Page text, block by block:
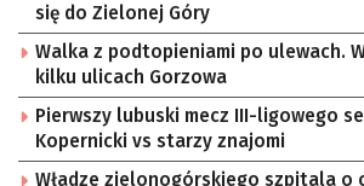
się do Zielonej Góry
Walka z podtopieniami po ulewach.
kilku ulicach Gorzowa
Pierwszy lubuski mecz III-ligowego
Kopernicki vs starzy znajomi
Władze zielonogórskiego szpitala o